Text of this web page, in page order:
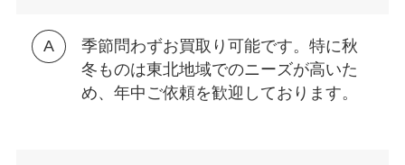
季節問わずお買取り可能です。特に秋
冬ものは東北地域でのニーズが高いた
め、年中ご依頼を歓迎しております。